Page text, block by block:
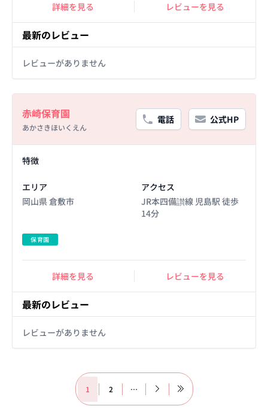
詳細を見る レビューを見る
最新のレビュー
レビューがありません
赤崎保育園
あかさきほいくえん
電話 公式HP
特徴
エリア
岡山県 倉敷市
アクセス
JR本四備讃線 児島駅 徒歩
14分
保育園
詳細を見る レビューを見る
最新のレビュー
レビューがありません
1 2 …